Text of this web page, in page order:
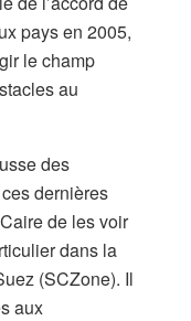
pays en 2005,
le champ
au
des
dernières
de les voir
dans la
(SCZone). Il
aux